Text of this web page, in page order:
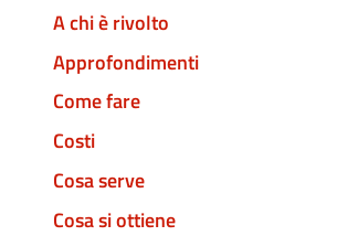
A chi è rivolto
Approfondimenti
Come fare
Costi
Cosa serve
Cosa si ottiene